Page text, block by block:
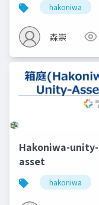
hakoniwa
森崇
Hakoniwa-unity-
asset
hakoniwa